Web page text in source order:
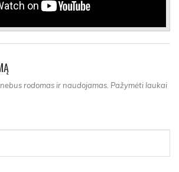
rodomas ir naudojamas. Pažymėti laukai